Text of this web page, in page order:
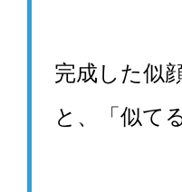
完成した似
と、「似て